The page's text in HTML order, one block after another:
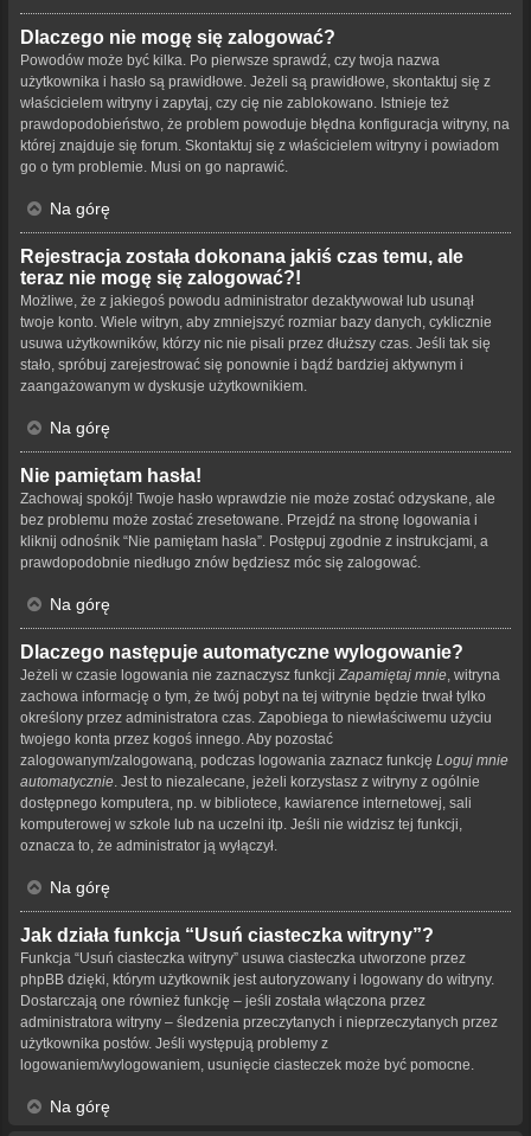
Dlaczego nie mogę się zalogować?
Powodów może być kilka. Po pierwsze sprawdź, czy twoja nazwa
użytkownika i hasło są prawidłowe. Jeżeli są prawidłowe, skontaktuj się z
właścicielem witryny i zapytaj, czy cię nie zablokowano. Istnieje też
prawdopodobieństwo, że problem powoduje błędna konfiguracja witryny, na
której znajduje się forum. Skontaktuj się z właścicielem witryny i powiadom
go o tym problemie. Musi on go naprawić.
Na górę
Rejestracja została dokonana jakiś czas temu, ale
teraz nie mogę się zalogować?!
Możliwe, że z jakiegoś powodu administrator dezaktywował lub usunął
twoje konto. Wiele witryn, aby zmniejszyć rozmiar bazy danych, cyklicznie
usuwa użytkowników, którzy nic nie pisali przez dłuższy czas. Jeśli tak się
stało, spróbuj zarejestrować się ponownie i bądź bardziej aktywnym i
zaangażowanym w dyskusje użytkownikiem.
Na górę
Nie pamiętam hasła!
Zachowaj spokój! Twoje hasło wprawdzie nie może zostać odzyskane, ale
bez problemu może zostać zresetowane. Przejdź na stronę logowania i
kliknij odnośnik “Nie pamiętam hasła”. Postępuj zgodnie z instrukcjami, a
prawdopodobnie niedługo znów będziesz móc się zalogować.
Na górę
Dlaczego następuje automatyczne wylogowanie?
Jeżeli w czasie logowania nie zaznaczysz funkcji Zapamiętaj mnie , witryna
zachowa informację o tym, że twój pobyt na tej witrynie będzie trwał tylko
określony przez administratora czas. Zapobiega to niewłaściwemu użyciu
twojego konta przez kogoś innego. Aby pozostać
zalogowanym/zalogowaną, podczas logowania zaznacz funkcję Loguj mnie
automatycznie . Jest to niezalecane, jeżeli korzystasz z witryny z ogólnie
dostępnego komputera, np. w bibliotece, kawiarence internetowej, sali
komputerowej w szkole lub na uczelni itp. Jeśli nie widzisz tej funkcji,
oznacza to, że administrator ją wyłączył.
Na górę
Jak działa funkcja “Usuń ciasteczka witryny”?
Funkcja “Usuń ciasteczka witryny” usuwa ciasteczka utworzone przez
phpBB dzięki, którym użytkownik jest autoryzowany i logowany do witryny.
Dostarczają one również funkcję – jeśli została włączona przez
administratora witryny – śledzenia przeczytanych i nieprzeczytanych przez
użytkownika postów. Jeśli występują problemy z
logowaniem/wylogowaniem, usunięcie ciasteczek może być pomocne.
Na górę